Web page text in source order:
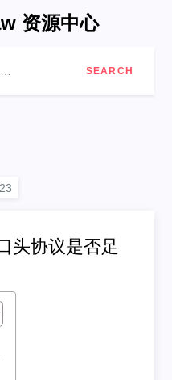
资源中心
头协议是否足